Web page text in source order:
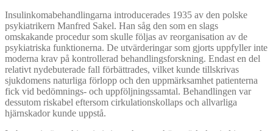
Insulinkomabehandlingarna introducerades 1935 av den polske
psykiatrikern Manfred Sakel. Han såg den som en slags
omskakande procedur som skulle följas av reorganisation av de
psykiatriska funktionerna. De utvärderingar som gjorts uppfyller inte
moderna krav på kontrollerad behandlingsforskning. Endast en del
relativt nydebuterade fall förbättrades, vilket kunde tillskrivas
sjukdomens naturliga förlopp och den uppmärksamhet patienterna
fick vid bedömnings- och uppföljningssamtal. Behandlingen var
dessutom riskabel eftersom cirkulationskollaps och allvarliga
hjärnskador kunde uppstå.